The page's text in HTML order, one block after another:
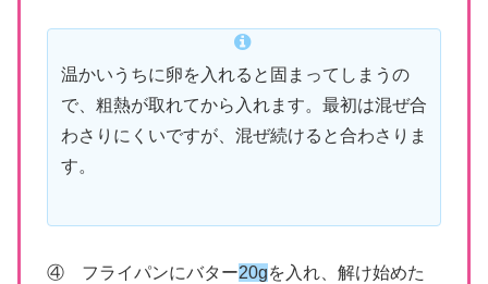
温かいうちに卵を入れると固まってしまうの
で、粗熱が取れてから入れます。最初は混ぜ合
わさりにくいですが、混ぜ続けると合わさりま
す。
④ フライパンにバター20gを入れ、解け始めた